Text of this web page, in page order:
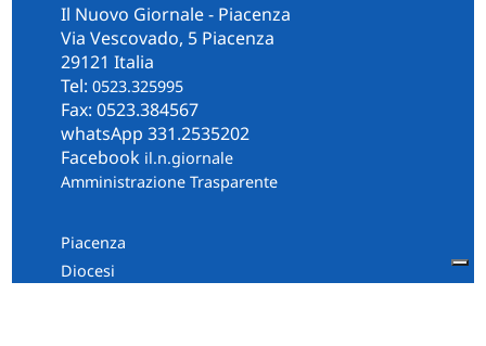
Il Nuovo Giornale - Piacenza
Via Vescovado, 5 Piacenza
29121 Italia
Tel: 0523.325995
Fax: 0523.384567
whatsApp 331.2535202
Facebook il.n.giornale
Amministrazione Trasparente
Piacenza
Diocesi